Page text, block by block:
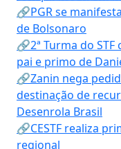
🔗PGR se
de Bolsonaro
🔗2ª Turma do
pai e primo de
🔗Zanin nega
destinação de
Desenrola Brasil
🔗CESTF realiza
regional